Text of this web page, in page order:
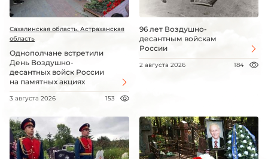
Сахалинская область, Астраханская
область
Однополчане встретили
День Воздушно-
десантных войск России
на памятных акциях
3 августа 2026 153
96 лет Воздушно-
десантным войскам
России
2 августа 2026 184